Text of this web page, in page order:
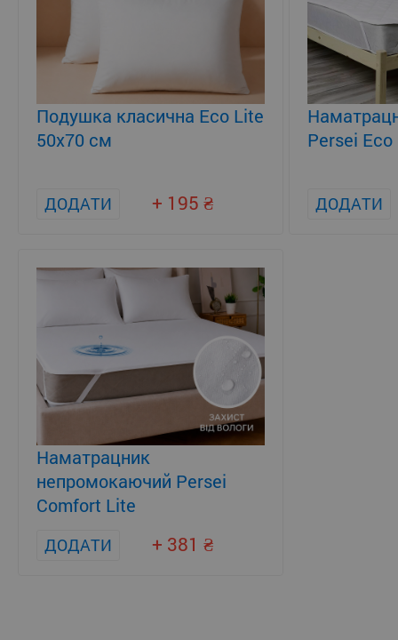
Подушка класична Eco Lite
50x70 см
ДОДАТИ + 195
Persei
ДОДАТИ
Наматрацник
непромокаючий Persei
Comfort Lite
ДОДАТИ + 381